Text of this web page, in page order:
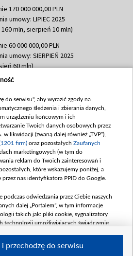
170 000 000,00 PLN
umowy: LIPIEC 2025
mln, sierpień 10 mln)
60 000 000,00 PLN
umowy: SIERPIEŃ 2025
60 mln)
635 783 051,21 PLN
100 mln, październik 350
mln)
48 862 000,00 PLN
umowy: GRUDZIEŃ 2025
60,548 mln)
900 000 000,00 PLN
umowy: LUTY 2026 (wpłata
7 maja 180 mln, 8
250 000 000,00 PLN
mln
do serwisu", aby wyrazić zgody na
śledzenia i zbierania danych,
urządzeniu końcowym i ich
Twoich danych osobowych przez
w likwidacji (zwaną dalej również „TVP”),
firm) oraz pozostałych Zaufanych
marketingowych (w tym do
reklam do Twoich zainteresowań i
które wskazujemy poniżej, a
nas identyfikatora PPID do Google.
podczas odwiedzania przez Ciebie naszych
dalej „Portalem”, w tym informacje
takich jak: pliki cookie, sygnalizatory
technologii umożliwiających świadczenie
przechodzę do serwisu